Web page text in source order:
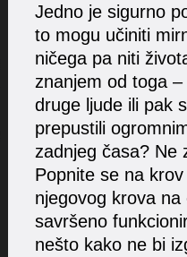
Jedno je sigurno
to mogu učiniti
ničega pa niti
znanjem od toga
druge ljude ili pak
prepustili
zadnjeg časa? Ne
Popnite se na
njegovog krova
savršeno
nešto kako ne bi